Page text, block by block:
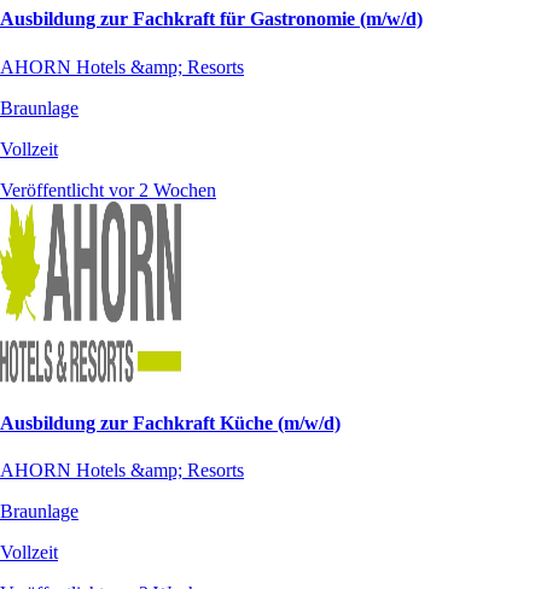
Ausbildung zur Fachkraft für Gastronomie (m/w/d)
AHORN Hotels &amp; Resorts
Braunlage
Vollzeit
Veröffentlicht vor 2 Wochen
Ausbildung zur Fachkraft Küche (m/w/d)
AHORN Hotels &amp; Resorts
Braunlage
Vollzeit